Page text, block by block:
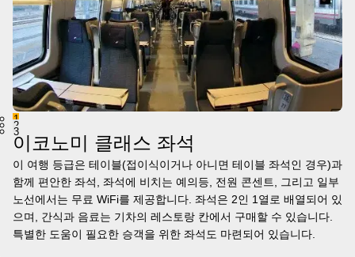
1
2
3
이코노미 클래스 좌석
이 여행 등급은 테이블(접이식이거나 아니면 테이블 좌석인 경우)과
함께 편안한 좌석, 좌석에 비치는 예의등, 전원 콘센트, 그리고 일부
노선에서는 무료 WiFi를 제공합니다. 좌석은 2인 1열로 배열되어 있
으며, 간식과 음료는 기차의 레스토랑 칸에서 구매할 수 있습니다.
특별한 도움이 필요한 승객을 위한 좌석도 마련되어 있습니다.